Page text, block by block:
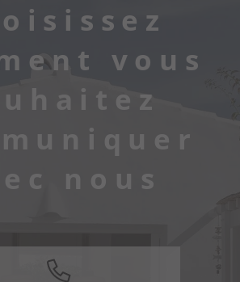
vous
nous